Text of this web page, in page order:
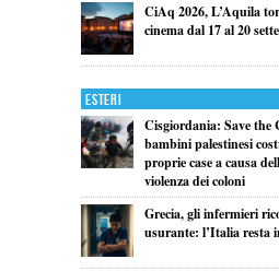
CiAq 2026, L’Aquila
cinema dal 17 al 20
Esteri
Cisgiordania: Save
bambini palestinesi
proprie case a causa
violenza dei coloni
Grecia, gli infermieri
usurante: l’Italia resta